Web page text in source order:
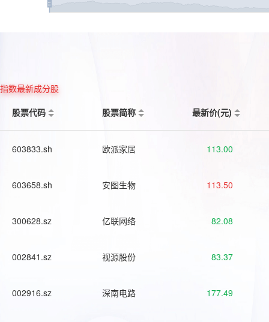
指数最新成分股
股票代码
股票简称 最新价(元)
603833.sh 欧派家居 113.00
603658.sh 安图生物 113.50
300628.sz 亿联网络 82.08
002841.sz 视源股份 83.37
002916.sz 深南电路 177.49